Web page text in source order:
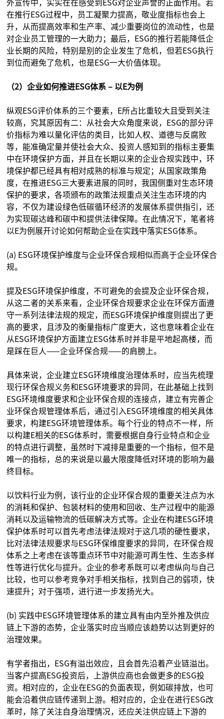
外宣传中，实实在在感受到ESG对企业声誉的正面作用。若
在推行ESG过程中，员工凝聚力提高，敬业度指标也会上
升，从而提高效率和生产率、减少重要岗位的流动性，也是
对企业员工管理的一大助力；最后，ESG的推行若能降低企
业长期的风险，特别是别的企业发生了危机，但若ESG执行
到位而避免了危机，也是ESG一大价值体现。
（2）企业如何推进ESG体系 – 以E为例
纵观ESG评价体系的三个要素，E所占比重较大且受到关注
较高，究其原因有二：从社会大众角度来说，ESG的部分评
价指标为难以量化评估的类目，比如人权、道德与反腐败
等，能准确定量并使社会大众、投资人感知到的指标主要集
中在环境保护方面，并且在长期以来的企业合规实践中，环
境保护都已经具有相对成熟的标准与规定；从国家政策角
度，在推进ESG三大要素进展的同时，我国侧重对生态环境
保护的要求，各项颁布的政策法规重点关注生态环境的内
容，不仅为建设绿色低碳循环经济的发展体系提供指引，还
为实现碳达峰和碳中和提供法律保障。在此情况下，笔者将
以E为例展开讨论如何帮助企业在实践中落实ESG体系。
(a) ESG环境保护维度与企业环保合规相似而高于企业环保合
规。
提及ESG环境保护维度，不可避免的会提及企业环保合规，
从这二者的关系来看，企业环保合规要求企业在环保方面遵
守一系列法律法规的规定，而ESG环境保护维度则提出了更
高的要求，且涉及的衡量指标广度更大，这也意味着企业在
从ESG环境保护方面建立ESG体系时并非是平地起高楼，而
是踩在巨人——企业环保合规——的肩膀上。
具体来说，企业建立ESG环境维度治理体系时，应当先梳理
现行环保合规义务和ESG环境要求的异同，在此基础上找到
ESG环境维度要求和企业环保合规的连接点，建立有完善企
业环保合规管理体系后，通过引入ESG环境维度的相关具体
要求，构建ESG环境管理体系。每个行业的特点不一样，所
以构建E相关的ESG体系时，需要根据自身行业特点和企业
的特点进行调整，虽然时下减排是重要的一个指标，但不是
唯一的指标，总的来说是以最大限度降低对环境的影响为最
终目标。
以饮料行业为例，该行业的企业环保合规的重要关注点为水
的消耗和保护、包装材料的使用和回收、生产过程中的能源
消耗以及运输物流的低碳解决方式等。企业在构建ESG环境
保护体系时可以首先考虑法律法规对于这几项的硬性要求，
比对法律法规要求与ESG环保维度要求的异同，在环保合规
体系之上考虑在该等重点环节中对能源可再生性、生态多样
性等进行优化与提升。企业的参考系既可以考虑纵向与自己
比较，也可以参考竞争对手相关指标，找到自己的弱项，快
速提升；对于强项，进行进一步发扬光大。
(b) 实践中ESG环境管理体系的建立具有由内至外推及供应
链上下游的态势，企业落实时应当顺应该趋势以达到更好的
治理效果。
有学者指出，ESG有溢出效应，且会首先沿着产业链溢出。
当客户提高ESG投资后，上游供应商也会做更多的ESG投
资。相对应的，企业在ESG的负面表现，例如碳排放，也可
能会沿着供应链传递到上游。相对应的，企业在进行ESG改
革时，除了关注自身治理情况，还应关注供应链上下游的